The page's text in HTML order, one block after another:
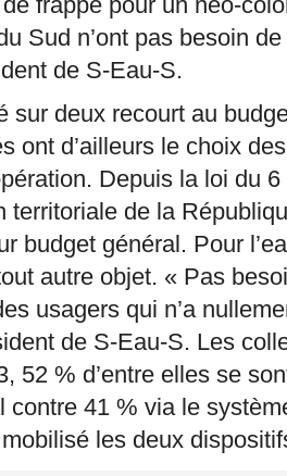
Sud n’ont pas besoin
de S-Eau-S.
sur deux recourt au
ont d’ailleurs le choix
Depuis la loi du
territoriale de la
budget général. Pour
autre objet. « Pas
usagers qui n’a
de S-Eau-S. Les
52 % d’entre elles se
contre 41 % via le
les deux